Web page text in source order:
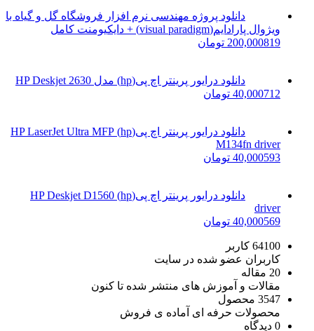
دانلود پروژه مهندسی نرم افزار فروشگاه گل و گیاه با
ویژوال پارادایم(visual paradigm) + دایکیومنت کامل
819
200,000 تومان
دانلود درایور پرینتر اچ پی(hp) مدل HP Deskjet 2630
712
40,000 تومان
دانلود درایور پرینتر اچ پی(hp) HP LaserJet Ultra MFP
M134fn driver
593
40,000 تومان
دانلود درایور پرینتر اچ پی(hp) HP Deskjet D1560
driver
569
40,000 تومان
64100 کاربر
کاربران عضو شده در سایت
20 مقاله
مقالات و آموزش های منتشر شده تا کنون
3547 محصول
محصولات حرفه ای آماده ی فروش
0 دیدگاه